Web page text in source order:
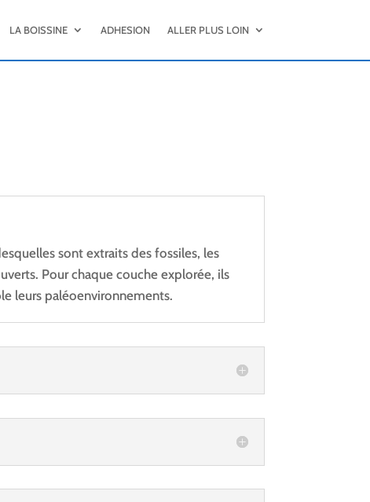
LA BOISSINE ADHESION ALLER PLUS LOIN
sont extraits des fossiles, les
Pour chaque couche explorée, ils
leurs paléoenvironnements.